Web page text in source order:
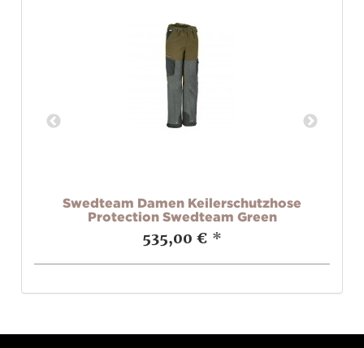
Swedteam Damen Keilerschutzhose
Protection Swedteam Green
535,00 € *